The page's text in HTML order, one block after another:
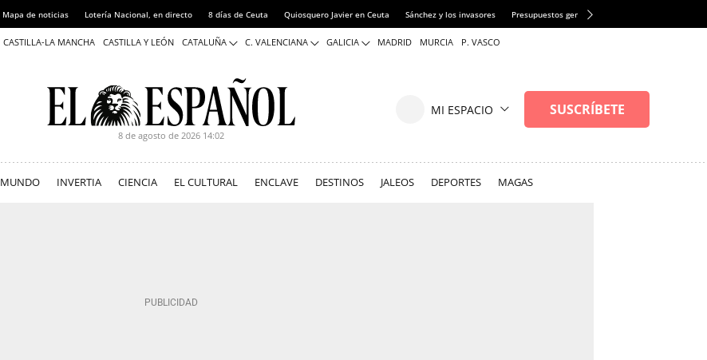
Mapa de noticias Lotería Nacional, en directo 8 días de Ceuta Quiosquero Javier en Ceuta Sánchez y los invasores Presupuestos generales
CASTILLA-LA MANCHA CASTILLA Y LEÓN CATALUÑA C. VALENCIANA GALICIA MADRID MURCIA P. VASCO
8 de agosto de 2026 14:02
MUNDO INVERTIA CIENCIA EL CULTURAL ENCLAVE DESTINOS JALEOS DEPORTES MAGAS